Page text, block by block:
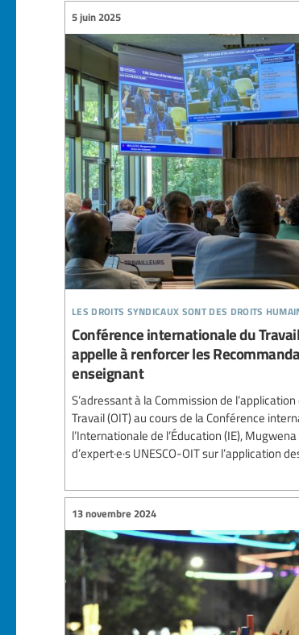
les droits syndicaux sont des droits
5 juin 2025
Conférence internationale du
appelle à renforcer les
enseignant
S’adressant à la Commission de
Travail (OIT) au cours de la Conférence
l’Internationale de l’Éducation (IE),
d’expert·e·s UNESCO-OIT sur
13 novembre 2024